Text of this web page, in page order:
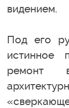
видением.
Под его
истинное
ремонт